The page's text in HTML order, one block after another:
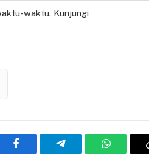
waktu. Kunjungi
Facebook Telegram